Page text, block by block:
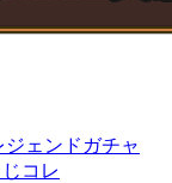
ジェンドガチャ
コレ